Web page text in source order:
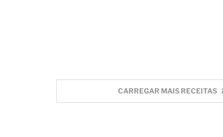
CARREGAR MAIS RECEITAS